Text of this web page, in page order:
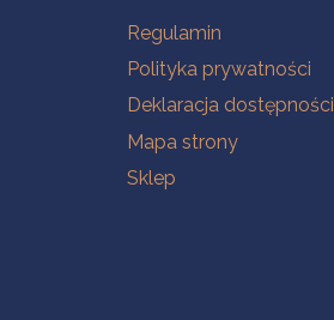
Na skróty
Regulamin
Polityka prywatności
Deklaracja dostępności
Mapa strony
Sklep